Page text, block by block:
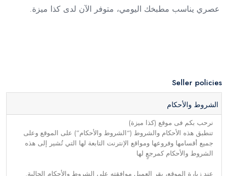
عصري يناسب مطبخك اليومي، متوفر الآن لدى كذا ميزة.
Seller policies
الشروط والأحكام
نرحب بكم فى موقع (كذا ميزة)
تنطبق هذه الأحكام والشروط (“الشروط والأحكام”) على الموقع وعلى
جميع أقسامها وفروعها ومواقع الإنترنت التابعة لها التي تُشير إلى هذه
الشروط والأحكام كمرجعٍ لها
عند زيارة الموقع، يقر العميل موافقته على الشروط والأحكام الحالية.